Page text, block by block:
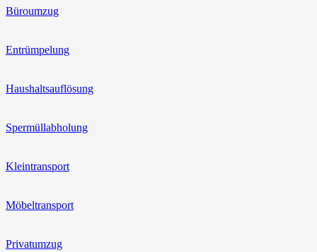
Büroumzug
Entrümpelung
Haushaltsauflösung
Spermüllabholung
Kleintransport
Möbeltransport
Privatumzug